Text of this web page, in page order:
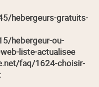
hebergeurs-gratuits-
hebergeur-ou-
liste-actualisee
faq/1624-choisir-